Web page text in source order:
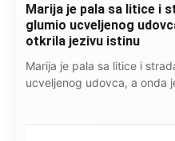
Marija je pala sa litice i
glumio ucveljenog
otkrila jezivu istinu
Marija je pala sa litice i
ucveljenog udovca, a onda